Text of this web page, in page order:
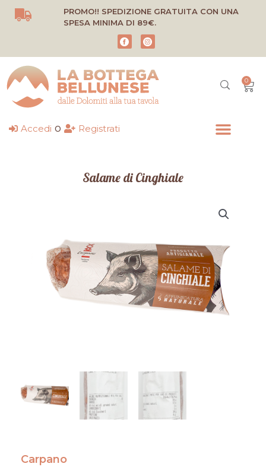
Vai
PROMO!! SPEDIZIONE GRATUITA CON UNA
SPESA MINIMA DI 89€.
0
Accedi o Registrati
Salame di Cinghiale
Carpano